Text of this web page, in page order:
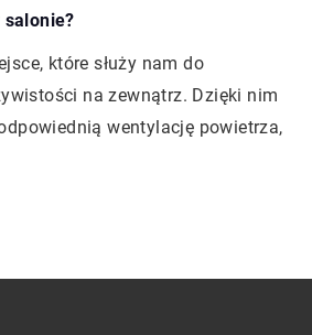
które służy nam do
na zewnątrz. Dzięki nim
wentylację powietrza,